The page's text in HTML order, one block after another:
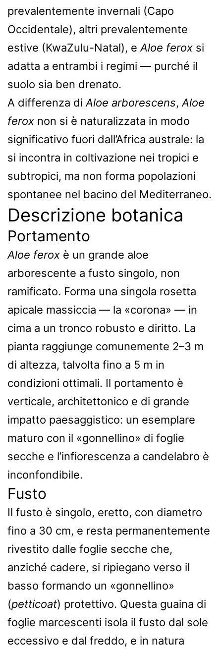
prevalentemente invernali (Capo
Occidentale), altri prevalentemente
estive (KwaZulu-Natal), e Aloe ferox si
adatta a entrambi i regimi — purché il
suolo sia ben drenato.
A differenza di Aloe arborescens, Aloe
ferox non si è naturalizzata in modo
significativo fuori dall’Africa australe: la
si incontra in coltivazione nei tropici e
subtropici, ma non forma popolazioni
spontanee nel bacino del Mediterraneo.
Descrizione botanica
Portamento
Aloe ferox è un grande aloe
arborescente a fusto singolo, non
ramificato. Forma una singola rosetta
apicale massiccia — la «corona» — in
cima a un tronco robusto e diritto. La
pianta raggiunge comunemente 2–3 m
di altezza, talvolta fino a 5 m in
condizioni ottimali. Il portamento è
verticale, architettonico e di grande
impatto paesaggistico: un esemplare
maturo con il «gonnellino» di foglie
secche e l’infiorescenza a candelabro è
inconfondibile.
Fusto
Il fusto è singolo, eretto, con diametro
fino a 30 cm, e resta permanentemente
rivestito dalle foglie secche che,
anziché cadere, si ripiegano verso il
basso formando un «gonnellino»
(petticoat) protettivo. Questa guaina di
foglie marcescenti isola il fusto dal sole
eccessivo e dal freddo, e in natura